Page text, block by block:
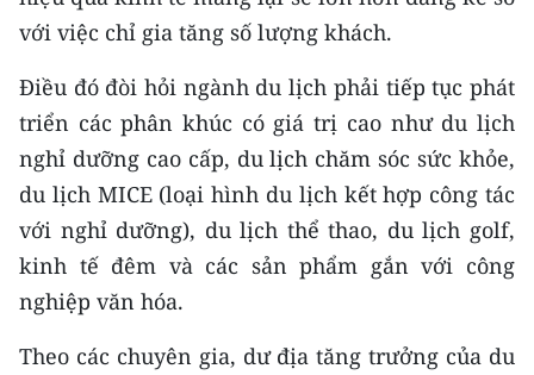
với việc chỉ gia tăng số lượng khách.
Điều đó đòi hỏi ngành du lịch phải tiếp tục phát
triển các phân khúc có giá trị cao như du lịch
nghỉ dưỡng cao cấp, du lịch chăm sóc sức khỏe,
du lịch MICE (loại hình du lịch kết hợp công tác
với nghỉ dưỡng), du lịch thể thao, du lịch golf,
kinh tế đêm và các sản phẩm gắn với công
nghiệp văn hóa.
Theo các chuyên gia, dư địa tăng trưởng của du